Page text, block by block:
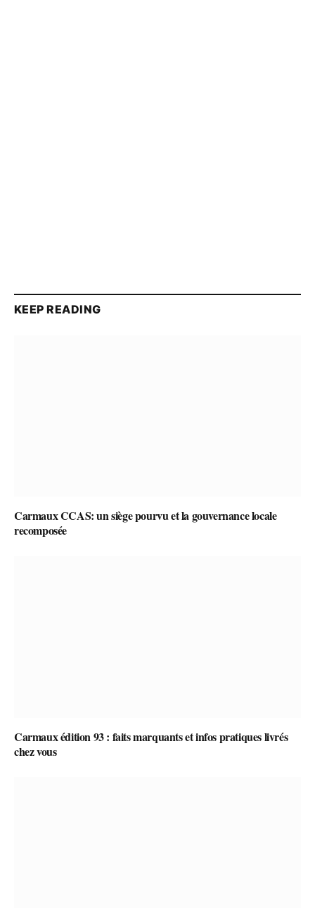
KEEP READING
Carmaux CCAS: un siège pourvu et la gouvernance locale
recomposée
Carmaux édition 93 : faits marquants et infos pratiques livrés
chez vous